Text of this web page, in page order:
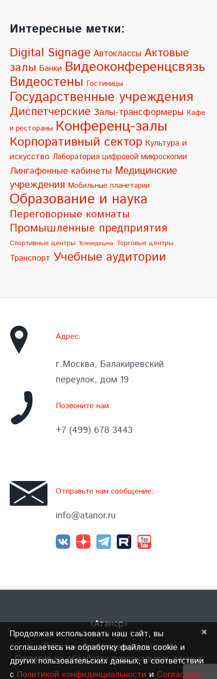
l
t
e
r
n
a
t
i
v
e
:
Интересные метки:
Digital Signage Автоклассы Актовые
залы Банки Видеоконференцсвязь
Видеостены Гостиницы
Государственные учреждения
Диспетчерские Залы-трансформеры Кафе
и рестораны Конференц-залы
Корпоративный сектор Культура и
искусство Лаборатория цифровой микроскопии
Лингафонные кабинеты Медицинские
учреждения Мобильные планетарии
Образование и наука
Переговорные комнаты
Промышленные предприятия
Спортивные центры Телемедицина Торговые центры
Транспорт Учебные аудитории
Адрес:
г.Москва, Балакиревский
переулок, дом 19
Позвоните нам:
+7 (499) 678 3443
Отправьте нам сообщение:
info@atanor.ru
«Атанор»
Политика конфиденциальности
Согласие на обработку персональных данных
×
Продолжая использовать наш сайт, вы
соглашаетесь на обработку файлов cookie и
других пользовательских данных, в соответствии
с Политикой конфиденциальности и Согласием